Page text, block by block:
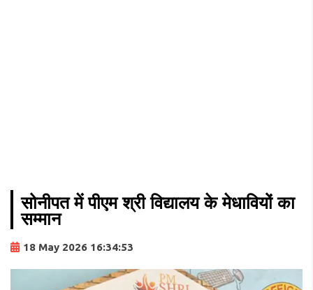
सोनीपत में पीएम श्री विद्यालय के मेधावियों का
सम्मान
18 May 2026 16:34:53